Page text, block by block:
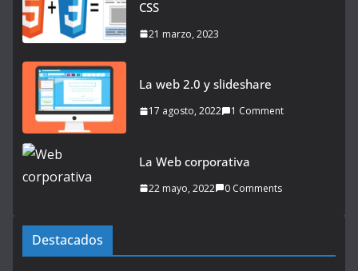
CSS
21 marzo, 2023
La web 2.0 y slideshare
17 agosto, 2022 1 Comment
La Web corporativa
22 mayo, 2022 0 Comments
Destacados